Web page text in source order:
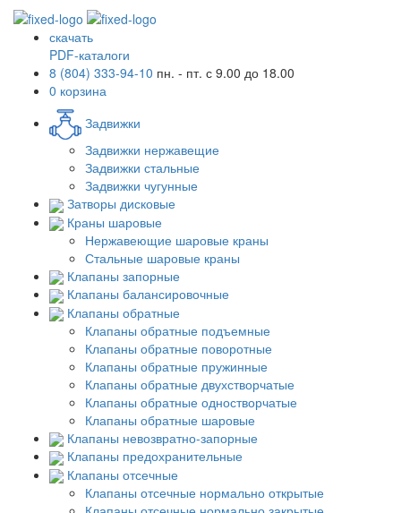
скачать
PDF-каталоги
8 (804) 333-94-10 пн. - пт. с 9.00 до 18.00
0 корзина
Задвижки
Задвижки нержавещие
Задвижки стальные
Задвижки чугунные
Затворы дисковые
Краны шаровые
Нержавеющие шаровые краны
Стальные шаровые краны
Клапаны запорные
Клапаны балансировочные
Клапаны обратные
Клапаны обратные подъемные
Клапаны обратные поворотные
Клапаны обратные пружинные
Клапаны обратные двухстворчатые
Клапаны обратные одностворчатые
Клапаны обратные шаровые
Клапаны невозвратно-запорные
Клапаны предохранительные
Клапаны отсечные
Клапаны отсечные нормально открытые